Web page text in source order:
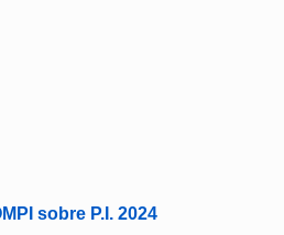
sobre P.I. 2024